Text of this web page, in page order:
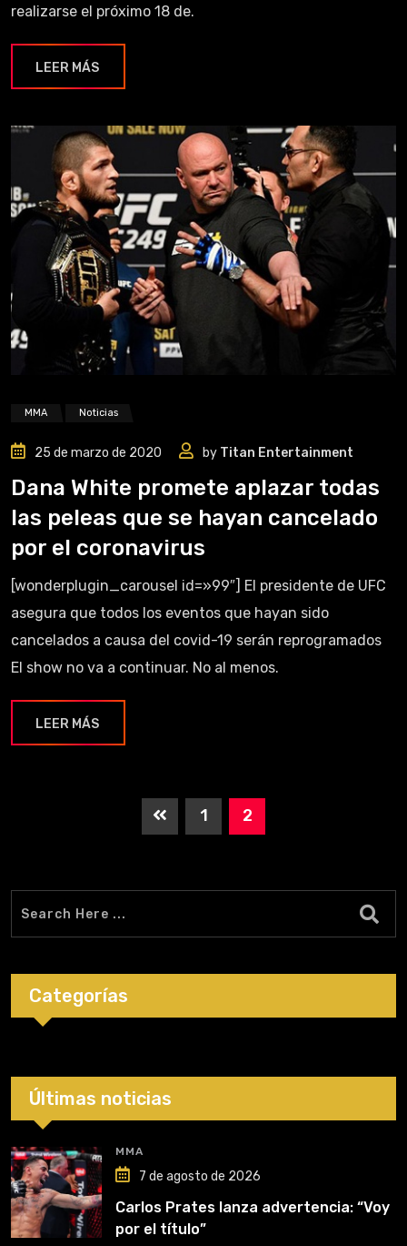
realizarse el próximo 18 de.
LEER MÁS
MMA Noticias
25 de marzo de 2020 by Titan Entertainment
Dana White promete aplazar todas
las peleas que se hayan cancelado
por el coronavirus
[wonderplugin_carousel id=»99″] El presidente de UFC
asegura que todos los eventos que hayan sido
cancelados a causa del covid-19 serán reprogramados
El show no va a continuar. No al menos.
LEER MÁS
1 2
Categorías
Últimas noticias
MMA
7 de agosto de 2026
Carlos Prates lanza advertencia: “Voy
por el título”